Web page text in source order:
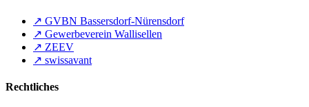
↗ GVBN Bassersdorf-Nürensdorf
↗ Gewerbeverein Wallisellen
↗ ZEEV
↗ swissavant
Rechtliches